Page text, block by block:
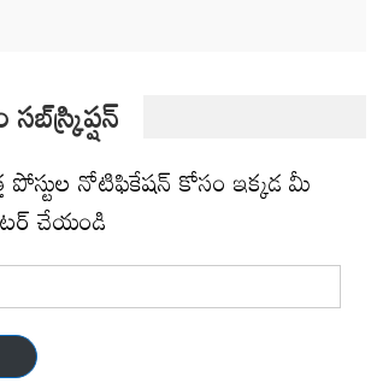
నోటిఫికేషన్ కోసం ఇక్కడ మీ
చేయండి